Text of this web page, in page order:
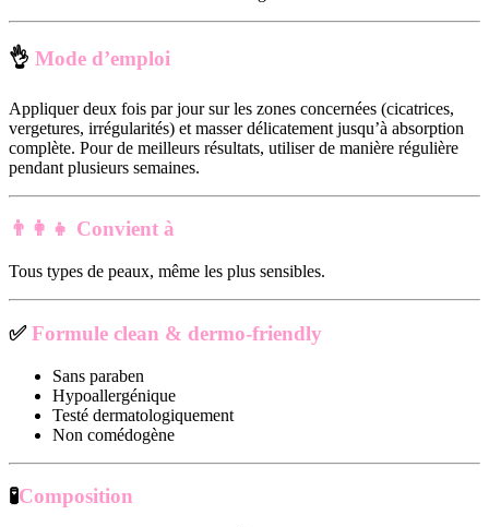
👌 Mode d’emploi
Appliquer deux fois par jour sur les zones concernées (cicatrices,
vergetures, irrégularités) et masser délicatement jusqu’à absorption
complète. Pour de meilleurs résultats, utiliser de manière régulière
pendant plusieurs semaines.
👨‍👩‍👧 Convient à
Tous types de peaux, même les plus sensibles.
✅ Formule clean & dermo-friendly
Sans paraben
Hypoallergénique
Testé dermatologiquement
Non comédogène
🧪Composition